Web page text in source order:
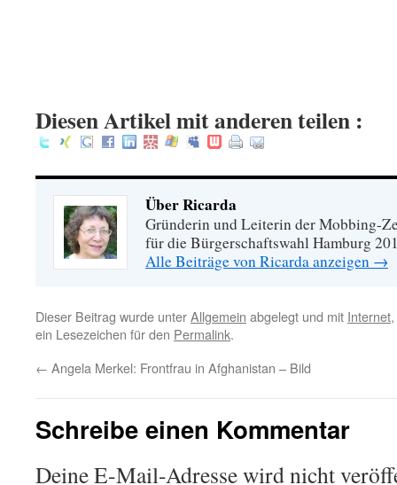
Diesen Artikel mit anderen teilen :
Über Ricarda
Gründerin und Leiterin der Mobbing-
für die Bürgerschaftswahl Hamburg
Alle Beiträge von Ricarda anzeigen →
Dieser Beitrag wurde unterAllgemein abgelegt und mit Internet,
ein Lesezeichen für den Permalink.
← Angela Merkel: Frontfrau in Afghanistan – Bild
Schreibe einen Kommentar
Deine E-Mail-Adresse wird nicht